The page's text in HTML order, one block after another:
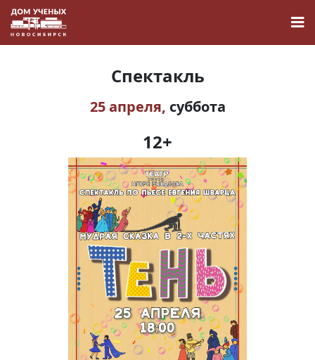
Наука
О Доме учёных
Виртуальный тур
Контакты
Вакансии
Спектакль
25 апреля, суббота
12+